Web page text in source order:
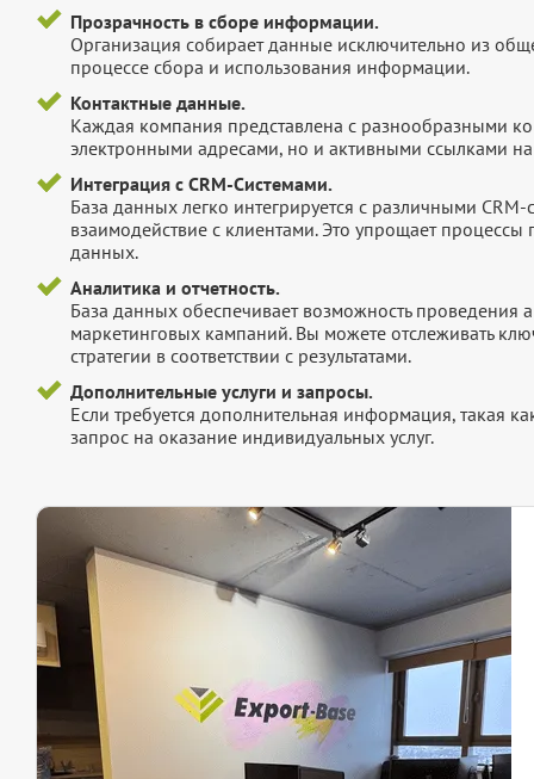
Прозрачность в сборе информации.
Организация собирает данные исключительно из
процессе сбора и использования информации.
Контактные данные.
Каждая компания представлена с разнообразными
электронными адресами, но и активными ссылками
Интеграция с CRM-Системами.
База данных легко интегрируется с различными
взаимодействие с клиентами. Это упрощает
данных.
Аналитика и отчетность.
База данных обеспечивает возможность проведения
маркетинговых кампаний. Вы можете отслеживать
стратегии в соответствии с результатами.
Дополнительные услуги и запросы.
Если требуется дополнительная информация, такая
запрос на оказание индивидуальных услуг.